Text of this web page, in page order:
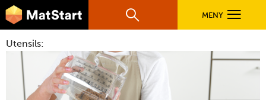
Hopp til hovedinnhold
hovednavigasjonsmobilversjon
MatStart
Søk MENY
OPPSKRIFTER
Utensils: